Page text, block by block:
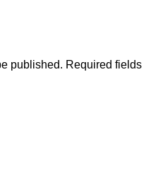
published. Required fields